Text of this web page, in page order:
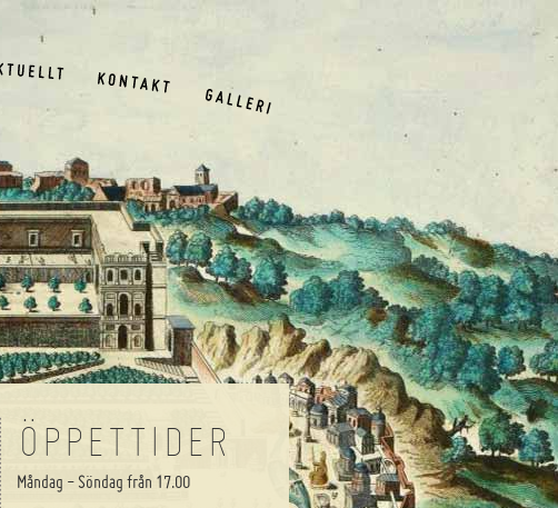
ÖPPETTIDER
Måndag - Söndag från 17.00